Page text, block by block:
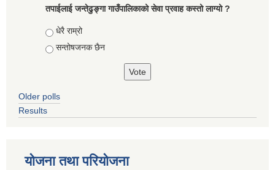
तपाईलाई जन्तेढुङ्गा गाउँपालिकाको सेवा प्रवाह कस्तो लाग्यो ?
Choices
धेरै राम्रो
सन्तोषजनक छैन
Older polls
Results
योजना तथा परियोजना